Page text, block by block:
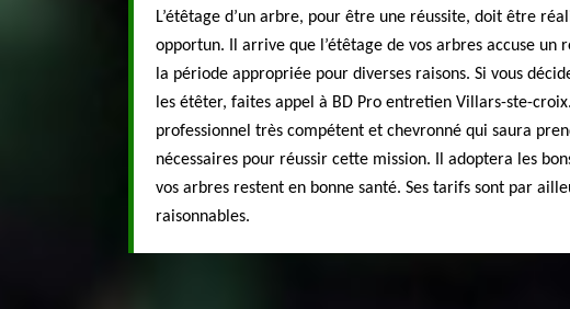
L’étêtage d’un arbre, pour être une réussite, doit être
opportun. Il arrive que l’étêtage de vos arbres accuse un
la période appropriée pour diverses raisons. Si vous
les étêter, faites appel à BD Pro entretien Villars-ste-
professionnel très compétent et chevronné qui saura
nécessaires pour réussir cette mission. Il adoptera les
vos arbres restent en bonne santé. Ses tarifs sont par
raisonnables.